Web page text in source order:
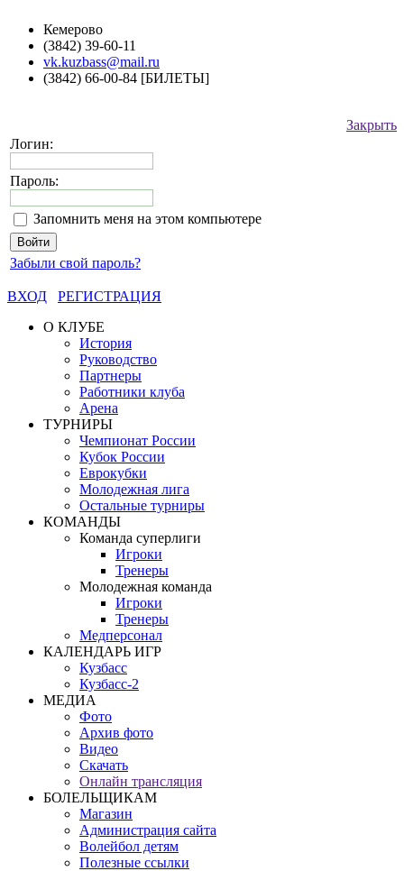
Кемерово
(3842) 39-60-11
vk.kuzbass@mail.ru
(3842) 66-00-84 [БИЛЕТЫ]
Закрыть
Логин:
Пароль:
Запомнить меня на этом компьютере
Забыли свой пароль?
ВХОД
РЕГИСТРАЦИЯ
О КЛУБЕ
История
Руководство
Партнеры
Работники клуба
Арена
ТУРНИРЫ
Чемпионат России
Кубок России
Еврокубки
Молодежная лига
Остальные турниры
КОМАНДЫ
Команда суперлиги
Игроки
Тренеры
Молодежная команда
Игроки
Тренеры
Медперсонал
КАЛЕНДАРЬ ИГР
Кузбасс
Кузбасс-2
МЕДИА
Фото
Архив фото
Видео
Скачать
Онлайн трансляция
БОЛЕЛЬЩИКАМ
Магазин
Администрация сайта
Волейбол детям
Полезные ссылки